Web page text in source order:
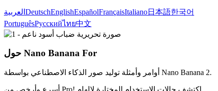
العربية DeutschEnglishEspañolFrançaisItaliano日本語한국어
PortuguêsРусскийไทย中文
حول Nano Banana For
أوامر وأمثلة توليد صور الذكاء الاصطناعي بواسطة Nano Banana 2.
أسرع وأرخص من Pro! اكتشف حالات الاستخدام المختارة لإلهام